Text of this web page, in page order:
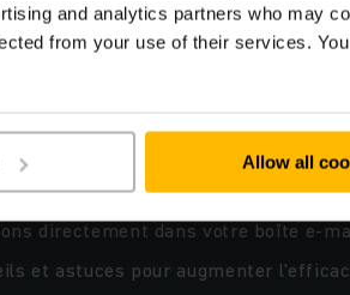
and analytics partners who may
from your use of their services.
Allow all
newsletter.
de produits.
directement dans votre boîte e-
et astuces pour augmenter